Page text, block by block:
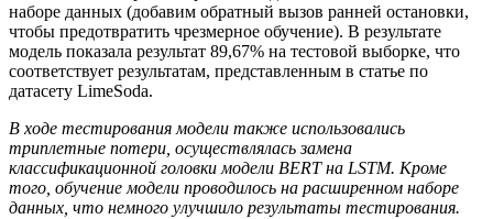
наборе данных (добавим обратный вызов ранней остановки,
чтобы предотвратить чрезмерное обучение). В результате
модель показала результат 89,67% на тестовой выборке, что
соответствует результатам, представленным в статье по
датасету LimeSoda.
В ходе тестирования модели также использовались
триплетные потери, осуществлялась замена
классификационной головки модели BERT на LSTM. Кроме
того, обучение модели проводилось на расширенном наборе
данных, что немного улучшило результаты тестирования.